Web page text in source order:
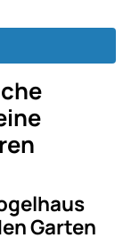
Garten